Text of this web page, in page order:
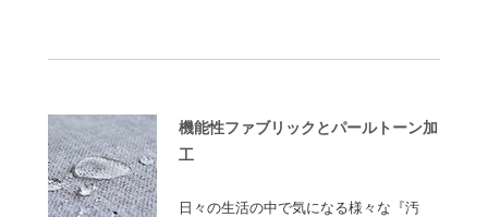
機能性ファブリックとパールトーン加
工
日々の生活の中で気になる様々な『汚